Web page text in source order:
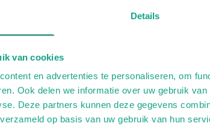
Details
van cookies
en advertenties te personaliseren, om
Ook delen we informatie over uw gebruik
Deze partners kunnen deze gegevens
op basis van uw gebruik van hun
en gaan daarom zorgvuldig om
gevallen aan de toepasselijke wet- en
Gegevensbescherming. Dit brengt
met het doel waarvoor
zijn beschreven in deze